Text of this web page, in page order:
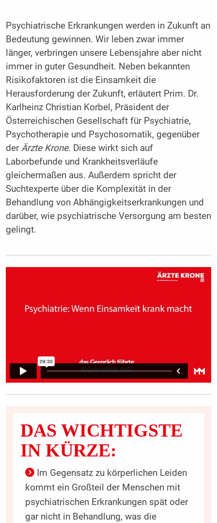
Psychiatrische Erkrankungen werden in Zukunft an
Bedeutung gewinnen. Wir leben zwar immer
länger, verbringen unsere Lebensjahre aber nicht
immer in guter Gesundheit. Neben bekannten
Risikofaktoren ist die Einsamkeit die
Herausforderung der Zukunft, erläutert Prim. Dr.
Karlheinz Christian Korbel, Präsident der
Österreichischen Gesellschaft für Psychiatrie,
Psychotherapie und Psychosomatik, gegenüber
derÄrzte Krone. Diese wirkt sich auf
Laborbefunde und Krankheitsverläufe
gleichermaßen aus. Außerdem spricht der
Suchtexperte über die Komplexität in der
Behandlung von Abhängigkeitserkrankungen und
darüber, wie psychiatrische Versorgung am besten
gelingt.
DAS WICHTIGSTE
IN KÜRZE:
Im Gegensatz zu körperlichen Leiden
kommt ein Großteil der Menschen mit
psychiatrischen Erkrankungen spät oder
gar nicht in Behandlung, was die